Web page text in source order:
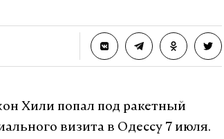
Хили попал под ракетный
визита в Одессу 7 июля.